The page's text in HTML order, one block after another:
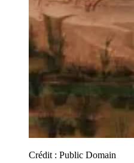
Crédit : Public Domain